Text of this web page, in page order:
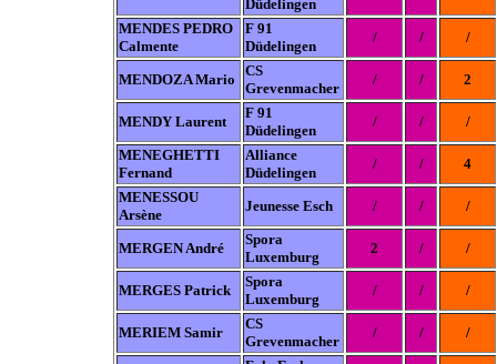
Düdelingen
MENDES PEDRO
Calmente
F 91
Düdelingen
/ / /
MENDOZA Mario
CS
Grevenmacher
/ / 2
MENDY Laurent
F 91
Düdelingen
/ /
/
MENEGHETTI
Fernand
Alliance
Düdelingen
/ /
4
MENESSOU
Arsène
Jeunesse Esch / / /
MERGEN André
Spora
Luxemburg
2 / /
MERGES Patrick
Spora
Luxemburg
/ / /
MERIEM Samir
CS
Grevenmacher
/ / /